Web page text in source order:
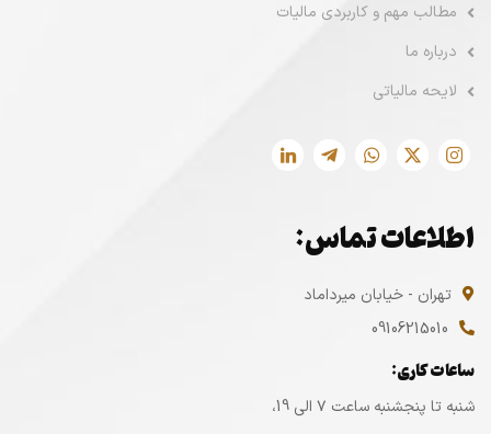
مطالب مهم و کاربردی مالیات
درباره ما
لایحه مالیاتی
اطلاعات تماس:
تهران - خیابان میرداماد
09106215010
ساعات کاری:
شنبه تا پنجشنبه ساعت ۷ الی 19،